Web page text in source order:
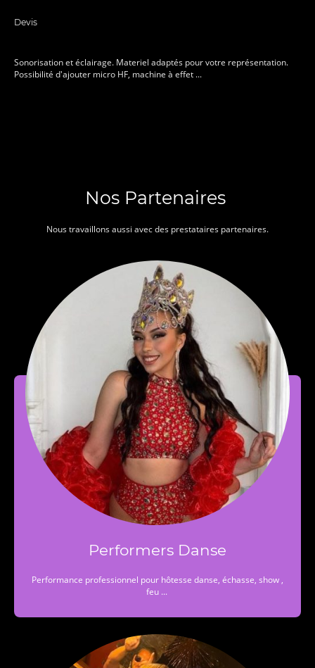
Devis
Sonorisation et éclairage. Materiel adaptés pour votre représentation.
Possibilité d'ajouter micro HF, machine à effet ...
Nos Partenaires
Nous travaillons aussi avec des prestataires partenaires.
Performers Danse
Performance professionnel pour hôtesse danse, échasse, show ,
feu ...